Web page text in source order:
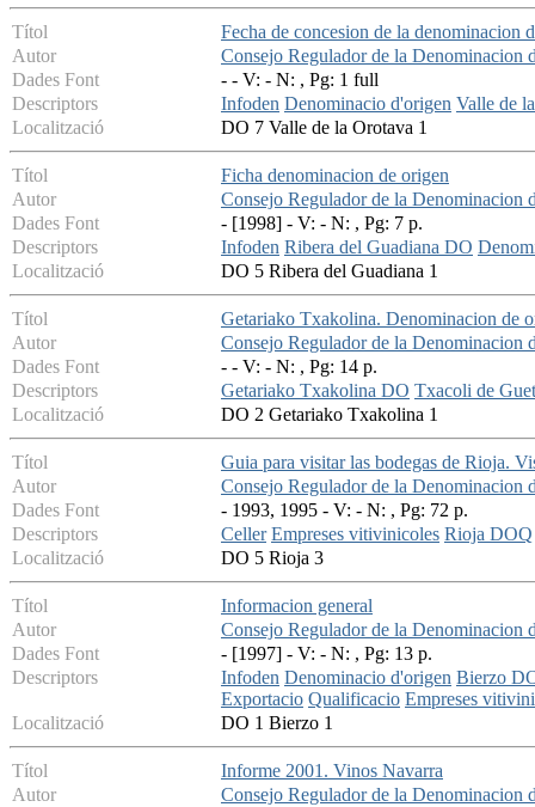
Títol
Fecha de concesion de la denominacion
Autor
Consejo Regulador de la Denominacion
Dades Font
- - V: - N: , Pg: 1 full
Descriptors
Infoden Denominacio d'origen Valle de
Localització
DO 7 Valle de la Orotava 1
Títol
Ficha denominacion de origen
Autor
Consejo Regulador de la Denominacion
Dades Font
- [1998] - V: - N: , Pg: 7 p.
Descriptors
Infoden Ribera del Guadiana DO
Localització
DO 5 Ribera del Guadiana 1
Títol
Getariako Txakolina. Denominacion de
Autor
Consejo Regulador de la Denominacion
Dades Font
- - V: - N: , Pg: 14 p.
Descriptors
Getariako Txakolina DO Txacoli de
Localització
DO 2 Getariako Txakolina 1
Títol
Guia para visitar las bodegas de Rioja.
Autor
Consejo Regulador de la Denominacion
Dades Font
- 1993, 1995 - V: - N: , Pg: 72 p.
Descriptors
Celler Empreses vitivinicoles Rioja DOQ
Localització
DO 5 Rioja 3
Títol
Informacion general
Autor
Consejo Regulador de la Denominacion
Dades Font
- [1997] - V: - N: , Pg: 13 p.
Descriptors
Infoden Denominacio d'origen Bierzo
Exportacio Qualificacio Empreses
Localització
DO 1 Bierzo 1
Títol
Informe 2001. Vinos Navarra
Autor
Consejo Regulador de la Denominacion